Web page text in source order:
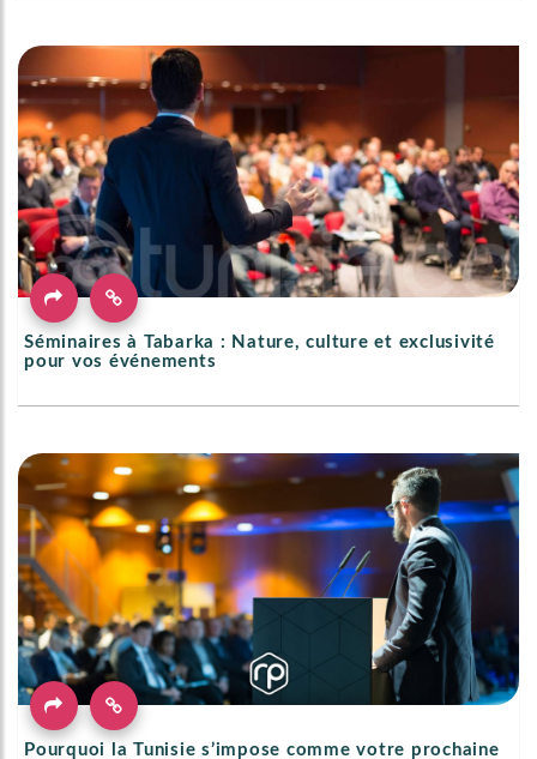
Séminaires à Tabarka : Nature, culture et exclusivité
pour vos événements
Pourquoi la Tunisie s’impose comme votre prochaine